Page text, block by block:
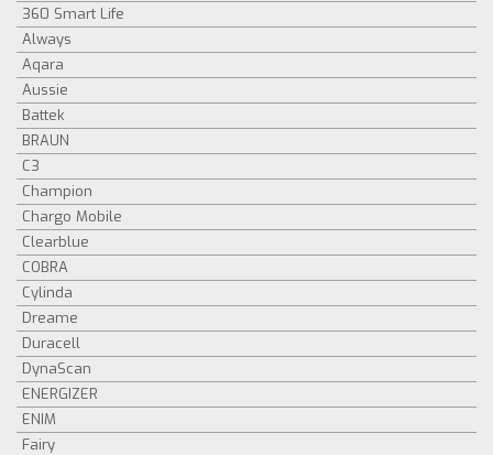
360 Smart Life
Always
Aqara
Aussie
Battek
BRAUN
C3
Champion
Chargo Mobile
Clearblue
COBRA
Cylinda
Dreame
Duracell
DynaScan
ENERGIZER
ENIM
Fairy